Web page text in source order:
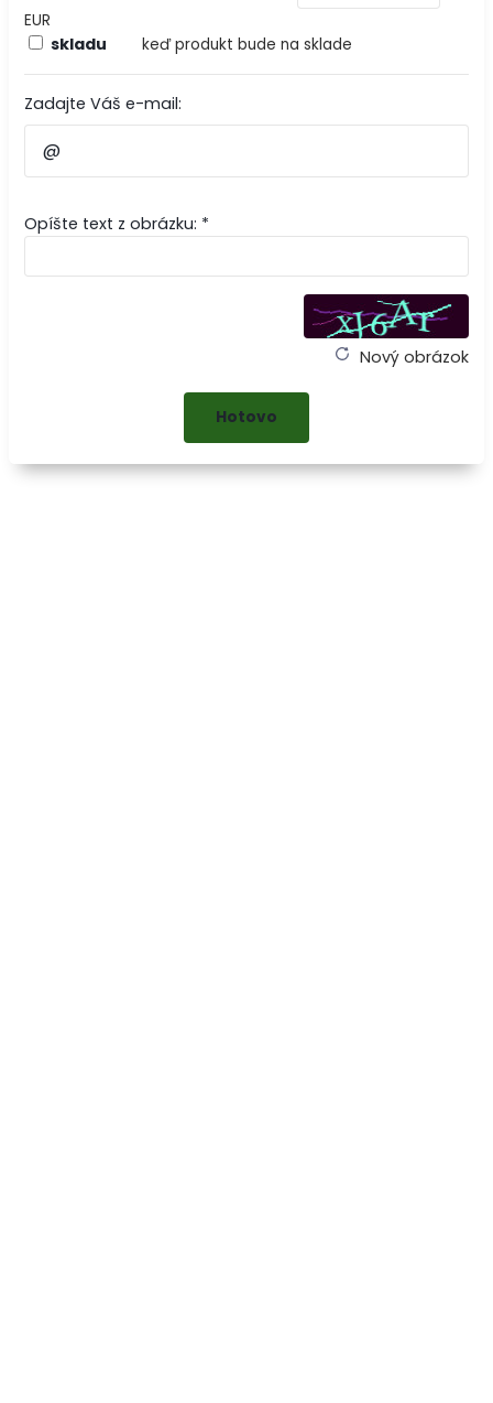
EUR
skladu keď produkt bude na sklade
Zadajte Váš e-mail:
Opíšte text z obrázku: *
Nový obrázok